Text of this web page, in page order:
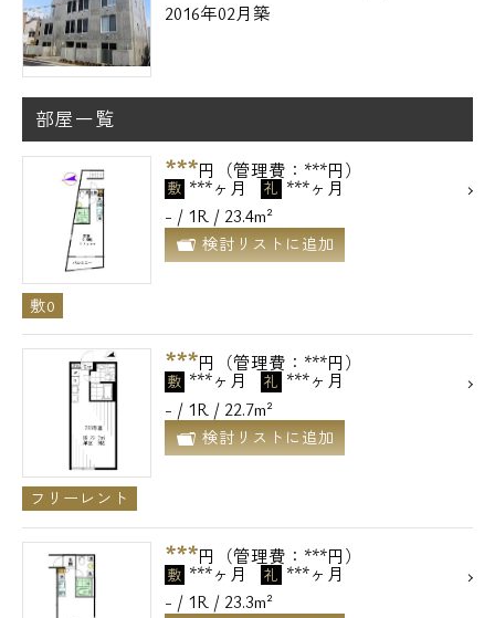
2016年02月築
部屋一覧
***円（管理費：***円）
敷 ***ヶ月 礼 ***ヶ月
- / 1R / 23.4m²
検討リストに追加
敷0
***円（管理費：***円）
敷 ***ヶ月 礼 ***ヶ月
- / 1R / 22.7m²
検討リストに追加
フリーレント
***円（管理費：***円）
敷 ***ヶ月 礼 ***ヶ月
- / 1R / 23.3m²